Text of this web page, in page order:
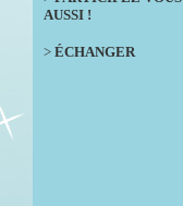
AUSSI !
> ÉCHANGER